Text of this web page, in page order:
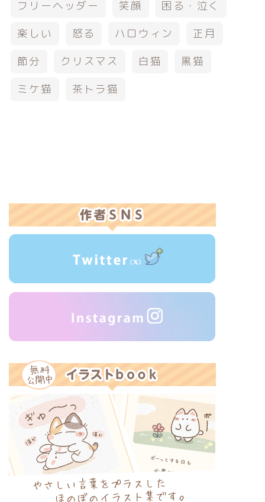
フリーヘッダー 笑顔
困る・泣く
楽しい
怒る ハロウィン
正月
節分
クリスマス 白猫
黒猫
ミケ猫
茶トラ猫